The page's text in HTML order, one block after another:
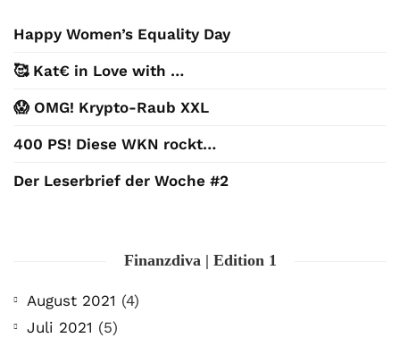
Happy Women’s Equality Day
🥰 Kat€ in Love with …
😱 OMG! Krypto-Raub XXL
400 PS! Diese WKN rockt…
Der Leserbrief der Woche #2
Finanzdiva | Edition 1
August 2021 (4)
Juli 2021 (5)